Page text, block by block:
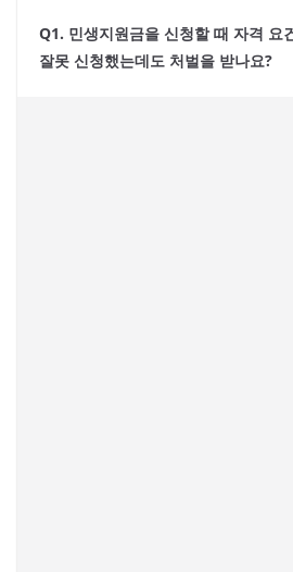
Q1. 민생지원금을 신청할 때 자격 요
잘못 신청했는데도 처벌을 받나요?